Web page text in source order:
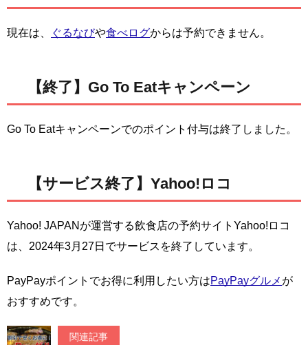
現在は、 ぐるなびや食べログからは予約できません。
【終了】Go To Eatキャンペーン
Go To Eatキャンペーンでのポイント付与は終了しました。
【サービス終了】Yahoo!ロコ
Yahoo! JAPANが運営する飲食店の予約サイトYahoo!ロコ
は、2024年3月27日でサービスを終了しています。
PayPayポイントでお得に利用したい方はPayPayグルメ が
おすすめです。
関連記事